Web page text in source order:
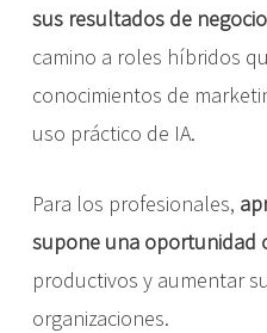
sus resultados de negocio
camino a roles híbridos
conocimientos de
uso práctico de IA.
Para los profesionales,
supone una oportunidad
productivos y aumentar
organizaciones.